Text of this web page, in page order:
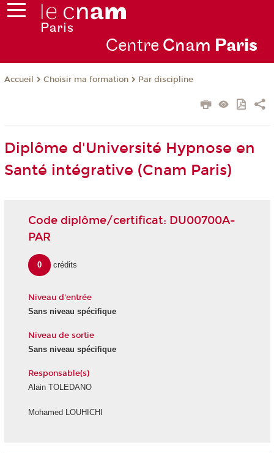
Centre Cnam Paris
Accueil Choisir ma formation Par discipline
Diplôme d'Université Hypnose en
Santé intégrative (Cnam Paris)
Code diplôme/certificat: DU00700A-
PAR
0 crédits
Niveau d'entrée
Sans niveau spécifique
Niveau de sortie
Sans niveau spécifique
Responsable(s)
Alain TOLEDANO
Mohamed LOUHICHI